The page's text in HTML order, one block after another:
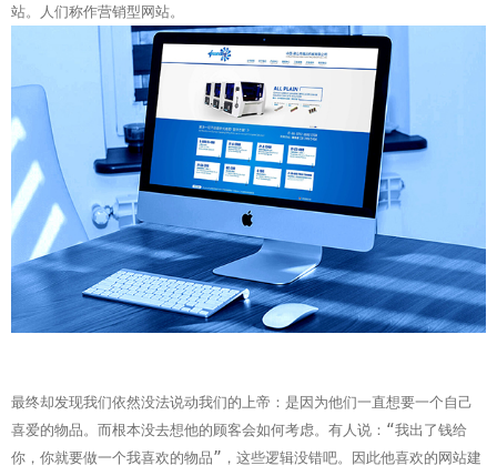
站。人们称作营销型网站。
最终却发现我们依然没法说动我们的上帝：是因为他们一直想要一个自己
喜爱的物品。而根本没去想他的顾客会如何考虑。有人说：“我出了钱给
你，你就要做一个我喜欢的物品”，这些逻辑没错吧。因此他喜欢的网站建